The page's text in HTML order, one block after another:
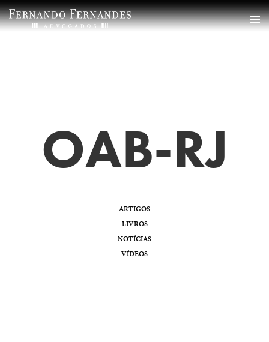
OAB-RJ
ARTIGOS
LIVROS
NOTÍCIAS
VÍDEOS